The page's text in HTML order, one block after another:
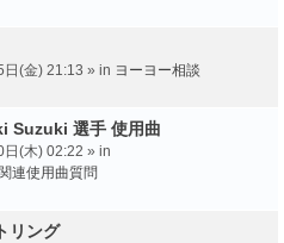
(金) 21:13 » in ヨーヨー相談
Suzuki 選手 使用曲
(木) 02:22 » in
連使用曲質問
リング